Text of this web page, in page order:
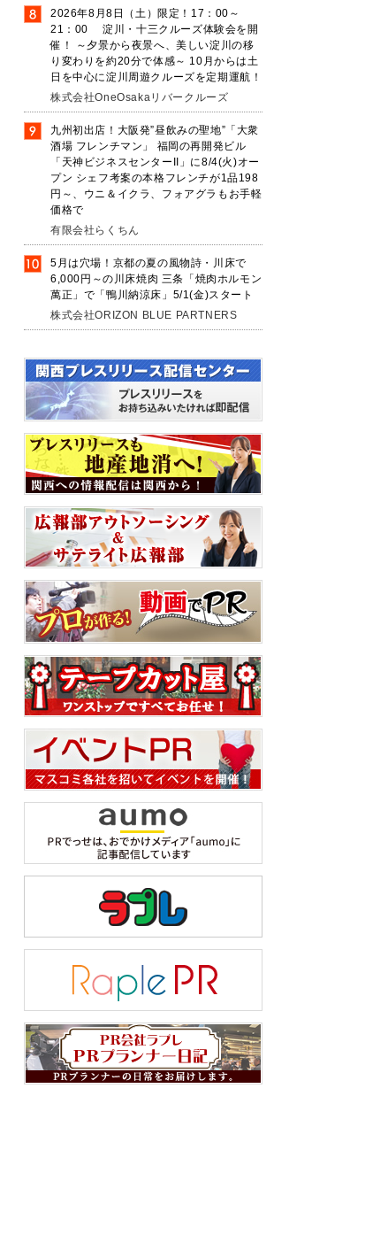
2026年8月8日（土）限定！17：00～
21：00 淀川・十三クルーズ体験会を開
催！ ～夕景から夜景へ、美しい淀川の移
り変わりを約20分で体感～ 10月からは土
日を中心に淀川周遊クルーズを定期運航！
株式会社OneOsakaリバークルーズ
九州初出店！大阪発”昼飲みの聖地”「大衆
酒場 フレンチマン」 福岡の再開発ビル
「天神ビジネスセンターII」に8/4(火)オー
プン シェフ考案の本格フレンチが1品198
円～、ウニ＆イクラ、フォアグラもお手軽
価格で
有限会社らくちん
5月は穴場！京都の夏の風物詩・川床で
6,000円～の川床焼肉 三条「焼肉ホルモン
萬正」で「鴨川納涼床」5/1(金)スタート
株式会社ORIZON BLUE PARTNERS